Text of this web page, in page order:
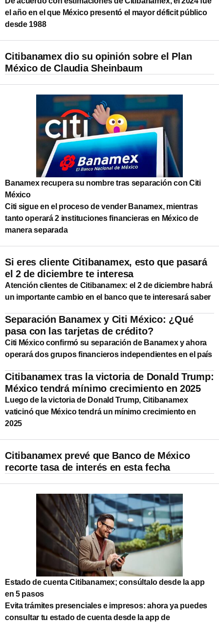
el año en el que México presentó el mayor déficit público
desde 1988
Citibanamex dio su opinión sobre el Plan
México de Claudia Sheinbaum
Banamex recupera su nombre tras separación con Citi
México
Citi sigue en el proceso de vender Banamex, mientras
tanto operará 2 instituciones financieras en México de
manera separada
Si eres cliente Citibanamex, esto que pasará
el 2 de diciembre te interesa
Atención clientes de Citibanamex: el 2 de diciembre habrá
un importante cambio en el banco que te interesará saber
Separación Banamex y Citi México: ¿Qué
pasa con las tarjetas de crédito?
Citi México confirmó su separación de Banamex y ahora
operará dos grupos financieros independientes en el país
Citibanamex tras la victoria de Donald Trump:
México tendrá mínimo crecimiento en 2025
Luego de la victoria de Donald Trump, Citibanamex
vaticinó que México tendrá un mínimo crecimiento en
2025
Citibanamex prevé que Banco de México
recorte tasa de interés en esta fecha
Estado de cuenta Citibanamex; consúltalo desde la app
en 5 pasos
Evita trámites presenciales e impresos: ahora ya puedes
consultar tu estado de cuenta desde la app de